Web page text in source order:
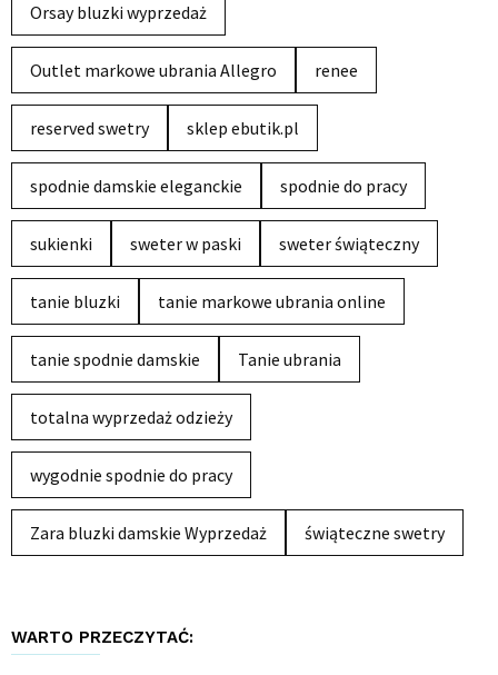
Orsay bluzki wyprzedaż
Outlet markowe ubrania Allegro renee
reserved swetry sklep ebutik.pl
spodnie damskie eleganckie spodnie do pracy
sukienki sweter w paski sweter świąteczny
tanie bluzki tanie markowe ubrania online
tanie spodnie damskie Tanie ubrania
totalna wyprzedaż odzieży
wygodnie spodnie do pracy
Zara bluzki damskie Wyprzedaż świąteczne swetry
WARTO PRZECZYTAĆ: